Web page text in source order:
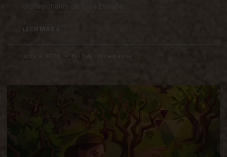
profesionales de toda España.
LEER MÁS »
junio 9, 2026 No hay comentarios